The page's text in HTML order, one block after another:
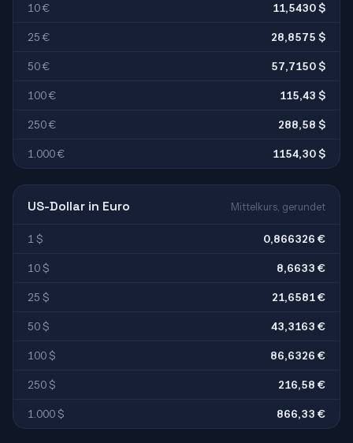
10 € 11,5430 $
25 € 28,8575 $
50 € 57,7150 $
100 € 115,43 $
250 € 288,58 $
1.000 € 1154,30 $
US-Dollar in Euro Mittelkurs, gerundet
1 $ 0,866326 €
10 $ 8,6633 €
25 $ 21,6581 €
50 $ 43,3163 €
100 $ 86,6326 €
250 $ 216,58 €
1.000 $ 866,33 €